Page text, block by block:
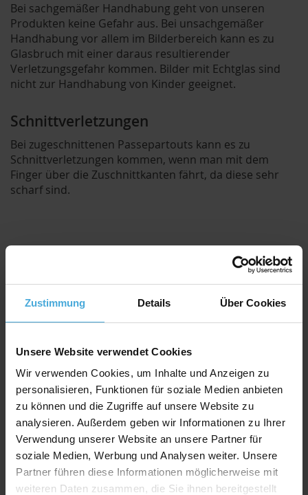
Zustimmung Details Über Cookies
Unsere Website verwendet Cookies
Wir verwenden Cookies, um Inhalte und Anzeigen zu
personalisieren, Funktionen für soziale Medien anbieten
zu können und die Zugriffe auf unsere Website zu
analysieren. Außerdem geben wir Informationen zu Ihrer
Verwendung unserer Website an unsere Partner für
soziale Medien, Werbung und Analysen weiter. Unsere
Partner führen diese Informationen möglicherweise mit
weiteren Daten zusammen, die Sie ihnen bereitgestellt
Bei sachgemäßer Handhabung geht von unseren
Produkten keine Gefahr aus. Bei unsachgemäßer
Handhabung vor allem im Bilderbereich kann es zu
Glasbruch mit einer daraus resultierender
Verletzungsgefahr kommen. Bilder mit Echtglas sind
nicht zur Handhabung von Kinder geeignet.
Schnittverletzungen
Bei zugeschnittenen Passepartouts kann es zu
Schnittverletzungen kommen, wenn man mit dem
Finger über die Zuschnittkanten fährt, da diese sehr
scharf sind.